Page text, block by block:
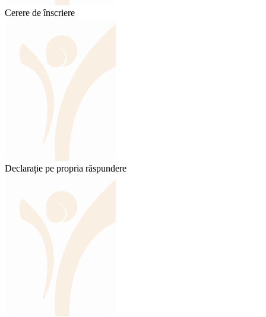
Cerere de înscriere
Declarație pe propria răspundere